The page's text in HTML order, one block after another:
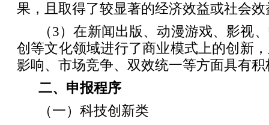
果，且取得了较显著的经济效益或社会效
（3）在新闻出版、动漫游戏、影视
创等文化领域进行了商业模式上的创新
影响、市场竞争、双效统一等方面具有
二、申报程序
（一）科技创新类